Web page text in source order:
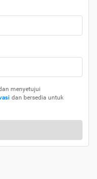
menyetujui
dan bersedia untuk